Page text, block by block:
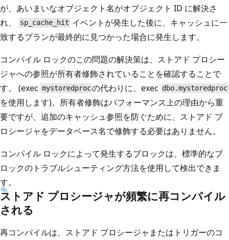
が、あいまいなオブジェクト名がオブジェクト ID に解決さ
れ、
sp_cache_hit イベントが発生した後に、キャッシュに一
致するプランが最終的に見つかった場合に発生します。
コンパイル ロックのこの問題の解決策は、ストアド プロシー
ジャへの参照が所有者修飾されていることを確認することで
す。 (exec mystoredprocの代わりに、exec dbo.mystoredproc
を使用します)。所有者修飾はパフォーマンス上の理由から重
要ですが、追加のキャッシュ参照を防ぐために、ストアド プ
ロシージャをデータベース名で修飾する必要はありません。
コンパイル ロックによって発生するブロックは、標準的なブ
ロックのトラブルシューティング方法を使用して検出できま
す。
ストアド プロシージャが頻繁に再コンパイル
される
再コンパイルは、ストアド プロシージャまたはトリガーのコ